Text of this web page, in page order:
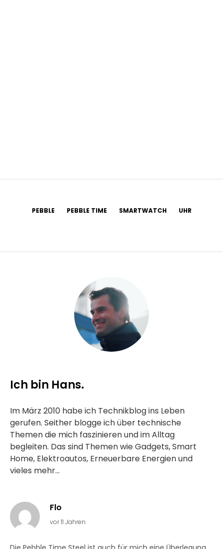
PEBBLE PEBBLE TIME SMARTWATCH UHR
Ich bin Hans.
Im März 2010 habe ich Technikblog ins Leben
gerufen. Seither blogge ich über technische
Themen die mich faszinieren und im Alltag
begleiten. Das sind Themen wie Gadgets, Smart
Home, Elektroautos, Erneuerbare Energien und
vieles mehr...
Flo
vor 11 Jahren